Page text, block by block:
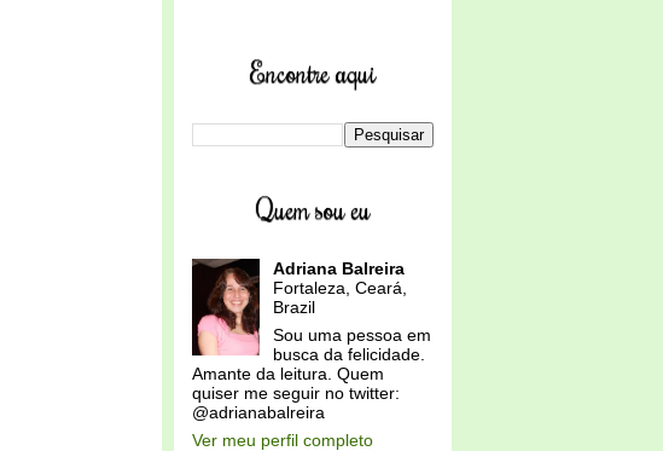
Encontre aqui
Quem sou eu
Adriana Balreira
Fortaleza, Ceará,
Brazil
Sou uma pessoa em
busca da felicidade.
Amante da leitura. Quem
quiser me seguir no twitter:
@adrianabalreira
Ver meu perfil completo